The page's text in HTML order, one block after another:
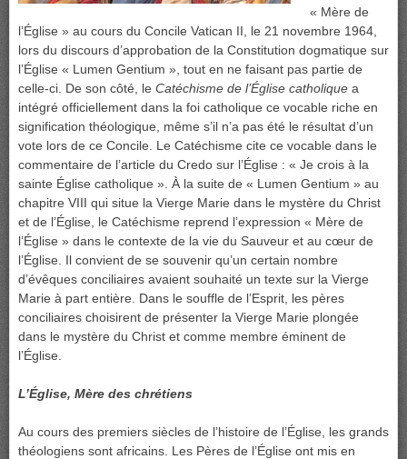
« Mère de
l’Église » au cours du Concile Vatican II, le 21 novembre 1964,
lors du discours d’approbation de la Constitution dogmatique sur
l’Église « Lumen Gentium », tout en ne faisant pas partie de
celle-ci. De son côté, le Catéchisme de l’Église catholique a
intégré officiellement dans la foi catholique ce vocable riche en
signification théologique, même s’il n’a pas été le résultat d’un
vote lors de ce Concile. Le Catéchisme cite ce vocable dans le
commentaire de l’article du Credo sur l’Église : « Je crois à la
sainte Église catholique ». À la suite de « Lumen Gentium » au
chapitre VIII qui situe la Vierge Marie dans le mystère du Christ
et de l’Église, le Catéchisme reprend l’expression « Mère de
l’Église » dans le contexte de la vie du Sauveur et au cœur de
l’Église. Il convient de se souvenir qu’un certain nombre
d’évêques conciliaires avaient souhaité un texte sur la Vierge
Marie à part entière. Dans le souffle de l’Esprit, les pères
conciliaires choisirent de présenter la Vierge Marie plongée
dans le mystère du Christ et comme membre éminent de
l’Église.
L’Église, Mère des chrétiens
Au cours des premiers siècles de l’histoire de l’Église, les grands
théologiens sont africains. Les Pères de l’Église ont mis en